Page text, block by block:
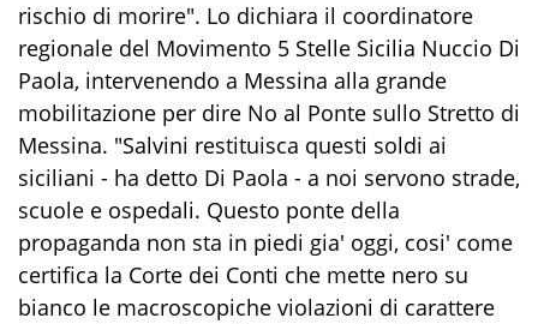
rischio di morire". Lo dichiara il coordinatore
regionale del Movimento 5 Stelle Sicilia Nuccio Di
Paola, intervenendo a Messina alla grande
mobilitazione per dire No al Ponte sullo Stretto di
Messina. "Salvini restituisca questi soldi ai
siciliani - ha detto Di Paola - a noi servono strade,
scuole e ospedali. Questo ponte della
propaganda non sta in piedi gia' oggi, cosi' come
certifica la Corte dei Conti che mette nero su
bianco le macroscopiche violazioni di carattere